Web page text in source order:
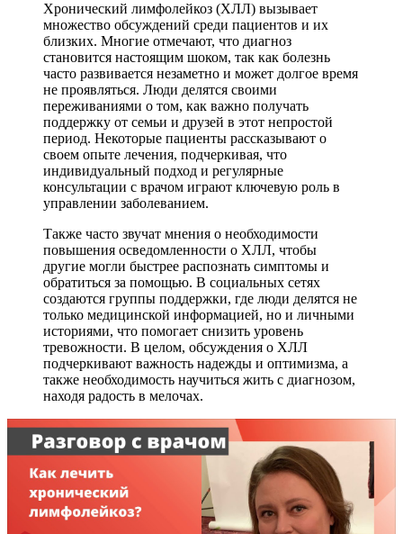
Хронический лимфолейкоз (ХЛЛ) вызывает
множество обсуждений среди пациентов и их
близких. Многие отмечают, что диагноз
становится настоящим шоком, так как болезнь
часто развивается незаметно и может долгое время
не проявляться. Люди делятся своими
переживаниями о том, как важно получать
поддержку от семьи и друзей в этот непростой
период. Некоторые пациенты рассказывают о
своем опыте лечения, подчеркивая, что
индивидуальный подход и регулярные
консультации с врачом играют ключевую роль в
управлении заболеванием.
Также часто звучат мнения о необходимости
повышения осведомленности о ХЛЛ, чтобы
другие могли быстрее распознать симптомы и
обратиться за помощью. В социальных сетях
создаются группы поддержки, где люди делятся не
только медицинской информацией, но и личными
историями, что помогает снизить уровень
тревожности. В целом, обсуждения о ХЛЛ
подчеркивают важность надежды и оптимизма, а
также необходимость научиться жить с диагнозом,
находя радость в мелочах.